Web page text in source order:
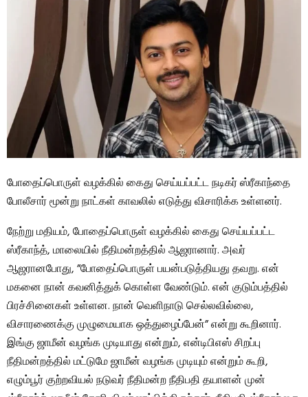
போதைப்பொருள் வழக்கில் கைது செய்யப்பட்ட நடிகர் ஸ்ரீகாந்தை
போலீசார் மூன்று நாட்கள் காவலில் எடுத்து விசாரிக்க உள்ளனர்.
நேற்று மதியம், போதைப்பொருள் வழக்கில் கைது செய்யப்பட்ட
ஸ்ரீகாந்த், மாலையில் நீதிமன்றத்தில் ஆஜரானார். அவர்
ஆஜரானபோது, ​​”போதைப்பொருள் பயன்படுத்தியது தவறு. என்
மகனை நான் கவனித்துக் கொள்ள வேண்டும். என் குடும்பத்தில்
பிரச்சினைகள் உள்ளன. நான் வெளிநாடு செல்லவில்லை,
விசாரணைக்கு முழுமையாக ஒத்துழைப்பேன்” என்று கூறினார்.
இங்கு ஜாமீன் வழங்க முடியாது என்றும், என்டிபிஎஸ் சிறப்பு
நீதிமன்றத்தில் மட்டுமே ஜாமீன் வழங்க முடியும் என்றும் கூறி,
எழும்பூர் குற்றவியல் நடுவர் நீதிமன்ற நீதிபதி தயாளன் முன்